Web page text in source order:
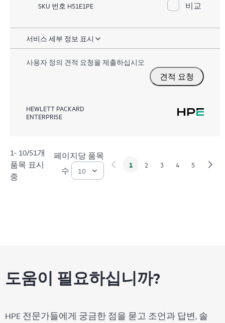
SKU 번호 H51E1PE 비교
서비스 세부 정보 표시
사용자 정의 견적 요청을 제출하십시오
견적 요청
HEWLETT PACKARD
ENTERPRISE
1- 10/51개
품목 표시
중
페이지당 품목
수
1 2 3 4 5
도움이 필요하십니까?
HPE 전문가들에게 궁금한 점을 묻고 조언과 답변, 솔